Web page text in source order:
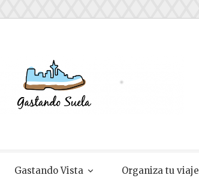
Gastando Vista Organiza tu viaje